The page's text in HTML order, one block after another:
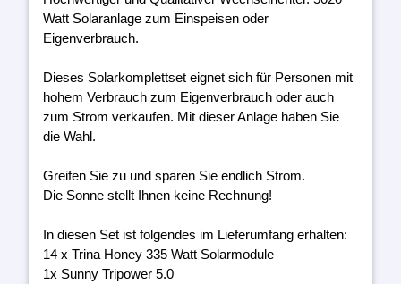
Watt Solaranlage zum Einspeisen oder
Eigenverbrauch.
Dieses Solarkomplettset eignet sich für Personen mit
hohem Verbrauch zum Eigenverbrauch oder auch
zum Strom verkaufen. Mit dieser Anlage haben Sie
die Wahl.
Greifen Sie zu und sparen Sie endlich Strom.
Die Sonne stellt Ihnen keine Rechnung!
In diesen Set ist folgendes im Lieferumfang erhalten:
14 x Trina Honey 335 Watt Solarmodule
1x Sunny Tripower 5.0